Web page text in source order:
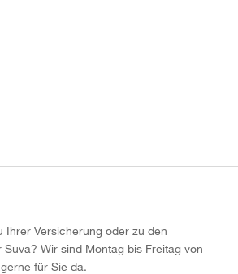
Ihrer Versicherung oder zu den
Suva? Wir sind Montag bis Freitag von
für Sie da.